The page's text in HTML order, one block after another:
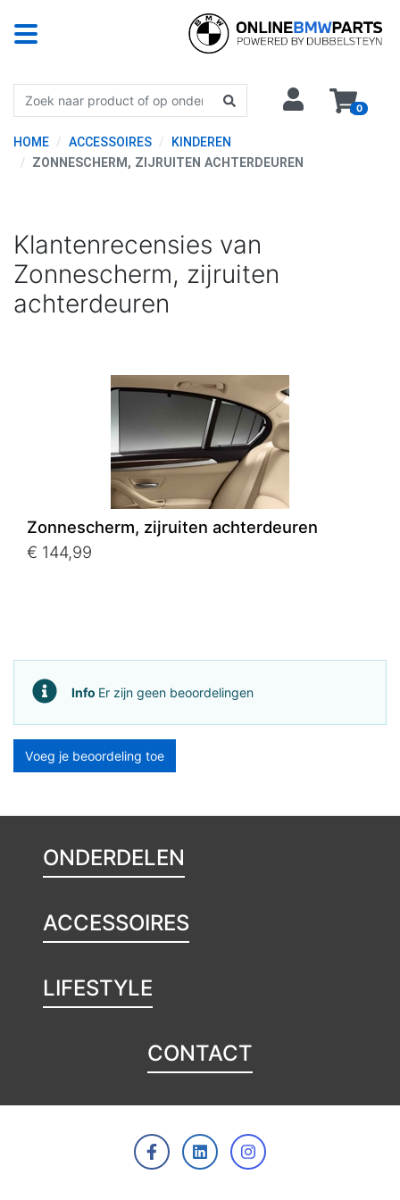
0
HOME ACCESSOIRES
KINDEREN
ZONNESCHERM, ZIJRUITEN ACHTERDEUREN
Klantenrecensies van
Zonnescherm, zijruiten
achterdeuren
Zonnescherm, zijruiten achterdeuren
€ 144,99
Info Er zijn geen beoordelingen
Voeg je beoordeling toe
ONDERDELEN
ACCESSOIRES
LIFESTYLE
CONTACT